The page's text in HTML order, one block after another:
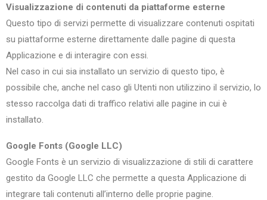
Visualizzazione di contenuti da piattaforme esterne
Questo tipo di servizi permette di visualizzare contenuti ospitati
su piattaforme esterne direttamente dalle pagine di questa
Applicazione e di interagire con essi.
Nel caso in cui sia installato un servizio di questo tipo, è
possibile che, anche nel caso gli Utenti non utilizzino il servizio, lo
stesso raccolga dati di traffico relativi alle pagine in cui è
installato.
Google Fonts (Google LLC)
Google Fonts è un servizio di visualizzazione di stili di carattere
gestito da Google LLC che permette a questa Applicazione di
integrare tali contenuti all’interno delle proprie pagine.